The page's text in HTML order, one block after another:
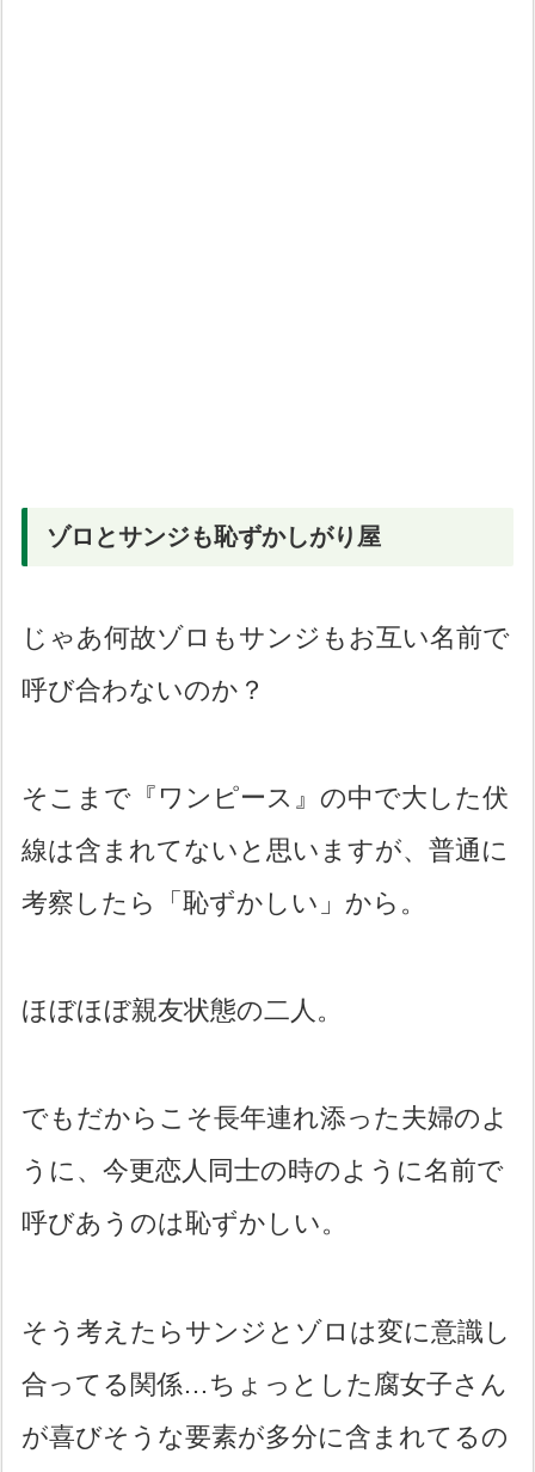
ゾロとサンジも恥ずかしがり屋
じゃあ何故ゾロもサンジもお互い名前で
呼び合わないのか？
そこまで『ワンピース』の中で大した伏
線は含まれてないと思いますが、普通に
考察したら「恥ずかしい」から。
ほぼほぼ親友状態の二人。
でもだからこそ長年連れ添った夫婦のよ
うに、今更恋人同士の時のように名前で
呼びあうのは恥ずかしい。
そう考えたらサンジとゾロは変に意識し
合ってる関係…ちょっとした腐女子さん
が喜びそうな要素が多分に含まれてるの